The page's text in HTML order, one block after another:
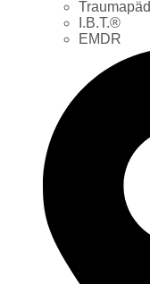
Traumapäd
I.B.T.®
EMDR